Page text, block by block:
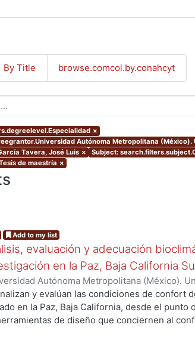
By Title browse.comcol.by.conahcyt
×
Autónoma Metropolitana (México).
Tavera, José Luis × Subject:
de maestría ×
Add to my list
evaluación y adecuación
en la Paz, Baja California
Autónoma Metropolitana (México).
de Información.,1999-12 )García
y evalúan las condiciones de confort
en la Paz, Baja California, desde el punto
de diseño que conciernen al